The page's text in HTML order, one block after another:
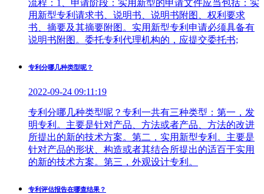
流程：1、申请阶段：实用新型的申请文件应当包括：实
用新型专利请求书、说明书、说明书附图、权利要求
书、摘要及其摘要附图。实用新型专利申请必须具备有
说明书附图。委托专利代理机构的，应提交委托书;
专利分哪几种类型呢？
2022-09-24 09:11:19
专利分哪几种类型呢？专利一共有三种类型：第一，发
明专利。主要是针对产品、方法或者产品、方法的改进
所提出的新的技术方案。第二，实用新型专利。主要是
针对产品的形状、构造或者其结合所提出的适百于实用
的新的技术方案。第三，外观设计专利。
专利评估报告在哪查结果？